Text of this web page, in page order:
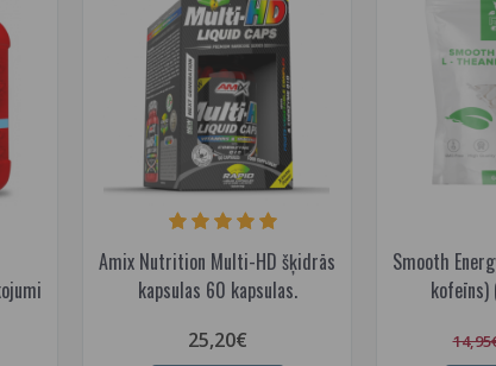
Amix Nutrition Multi-HD šķidrās
kapsulas 60 kapsulas.
25,20€
Smooth
kofeīns)